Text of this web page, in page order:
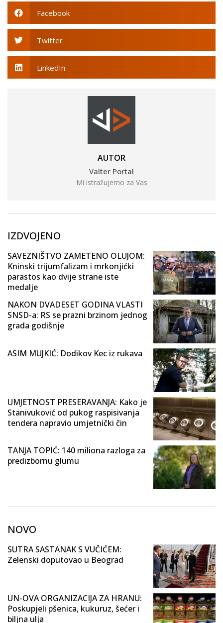
Facebook
Twitter
LinkedIn
AUTOR
Valter Portal
Mi istražujemo za Vas
IZDVOJENO
SAVEZNIŠTVO ZAMETENO OLUJOM:
Kninski trijumfalizam i mrkonjićki
parastos kao dvije strane iste
medalje
NAKON DVADESET GODINA VLASTI
SNSD-a: RS se prazni brzinom jednog
grada godišnje
ASIM MUJKIĆ: Dodikov Kec iz rukava
UMJETNOST PRESERAVANJA: Kako je
Stanivuković od pukog raspisivanja
tendera napravio umjetnički čin
TANJA TOPIĆ: 140 miliona razloga za
predizbornu glumu
NOVO
SUTRA SASTANAK S VUČIĆEM:
Zelenski doputovao u Beograd
UN-OVA ORGANIZACIJA ZA HRANU:
Poskupjeli pšenica, kukuruz, šećer i
biljna ulja